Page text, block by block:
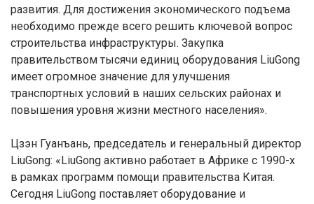
развития. Для достижения экономического подъема
необходимо прежде всего решить ключевой вопрос
строительства инфраструктуры. Закупка
правительством тысячи единиц оборудования LiuGong
имеет огромное значение для улучшения
транспортных условий в наших сельских районах и
повышения уровня жизни местного населения».
Цзэн Гуанъань, председатель и генеральный директор
LiuGong: «LiuGong активно работает в Африке с 1990-х
в рамках программ помощи правительства Китая.
Сегодня LiuGong поставляет оборудование и